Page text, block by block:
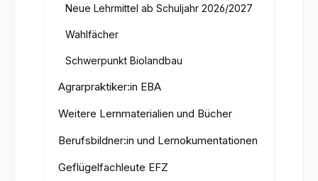
Neue Lehrmittel ab Schuljahr 2026/2027
Wahlfächer
Schwerpunkt Biolandbau
Agrarpraktiker:in EBA
Weitere Lernmaterialien und Bücher
Berufsbildner:in und Lernokumentationen
Geflügelfachleute EFZ